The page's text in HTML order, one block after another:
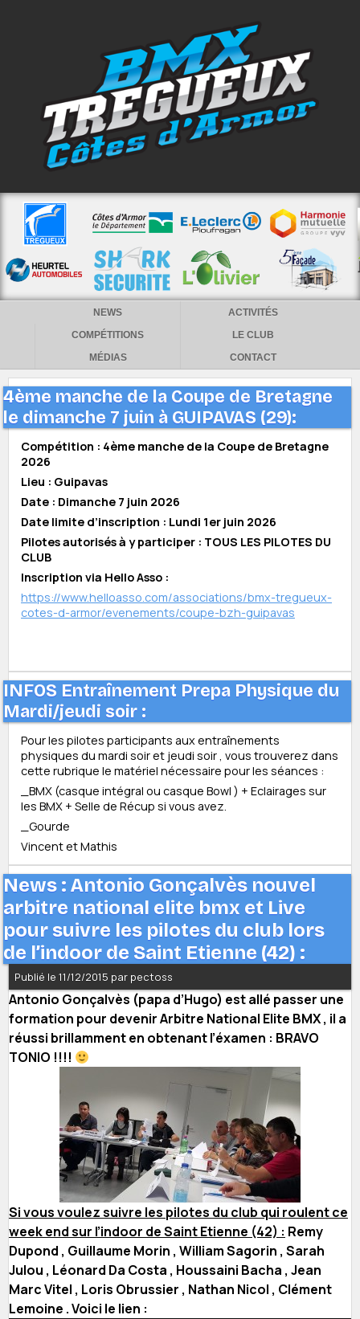
NEWS
ACTIVITÉS
COMPÉTITIONS
LE CLUB
MÉDIAS
CONTACT
4ème manche de la Coupe de Bretagne
le dimanche 7 juin à GUIPAVAS (29):
Compétition : 4ème manche de la Coupe de Bretagne
2026
Lieu : Guipavas
Date : Dimanche 7 juin 2026
Date limite d’inscription : Lundi 1er juin 2026
Pilotes autorisés à y participer : TOUS LES PILOTES DU
CLUB
Inscription via Hello Asso :
https://www.helloasso.com/associations/bmx-tregueux-
cotes-d-armor/evenements/coupe-bzh-guipavas
INFOS Entraînement Prepa Physique du
Mardi/jeudi soir :
Pour les pilotes participants aux entraînements
physiques du mardi soir et jeudi soir , vous trouverez dans
cette rubrique le matériel nécessaire pour les séances :
_BMX (casque intégral ou casque Bowl ) + Eclairages sur
les BMX + Selle de Récup si vous avez.
_Gourde
Vincent et Mathis
News : Antonio Gonçalvès nouvel
arbitre national elite bmx et Live
pour suivre les pilotes du club lors
de l’indoor de Saint Etienne (42) :
Publié le 11/12/2015 par pectoss
Antonio Gonçalvès (papa d’Hugo) est allé passer une
formation pour devenir Arbitre National Elite BMX , il a
réussi brillamment en obtenant l’éxamen : BRAVO
TONIO !!!!
Si vous voulez suivre les pilotes du club qui roulent ce
week end sur l’indoor de Saint Etienne (42) : Remy
Dupond , Guillaume Morin , William Sagorin , Sarah
Julou , Léonard Da Costa , Houssaini Bacha , Jean
Marc Vitel , Loris Obrussier , Nathan Nicol , Clément
Lemoine . Voici le lien :